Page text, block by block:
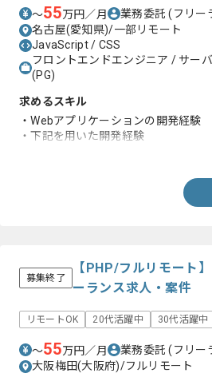
〜55万円／月 業務委託(フリー
名古屋(愛知県)/一部リモート
JavaScript / CSS
フロントエンドエンジニア / サー
(PG)
求めるスキル
・Webアプリケーションの開発経験
・下記を用いた開発経験
募集終了
【PHP/フルリモート
ーランス求人・案件
リモートOK 20代活躍中 30代活躍中
〜55万円／月 業務委託(フリー
大阪梅田(大阪府)/フルリモート